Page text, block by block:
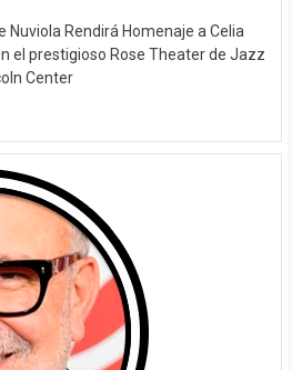
Nuviola Rendirá Homenaje a Celia
el prestigioso Rose Theater de Jazz
Center